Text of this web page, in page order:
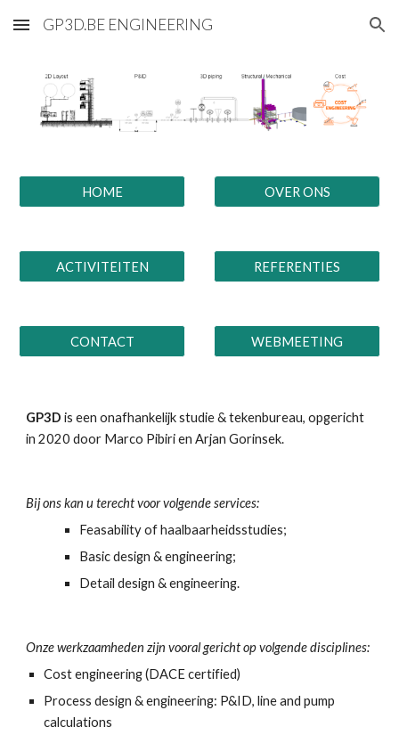
Skip to main content Skip to navigation
GP3D.BE ENGINEERING
HOME OVER ONS
ACTIVITEITEN REFERENTIES
CONTACT WEBMEETING
GP3D is een onafhankelijk studie & tekenbureau, opgericht
in 2020 door Marco Pibiri en Arjan Gorinsek.
Bij ons kan u terecht voor volgende services:
Feasability of haalbaarheidsstudies;
Basic design & engineering;
Detail design & engineering.
Onze werkzaamheden zijn vooral gericht op volgende disciplines:
Cost engineering (DACE certified)
Process design & engineering: P&ID, line and pump
calculations